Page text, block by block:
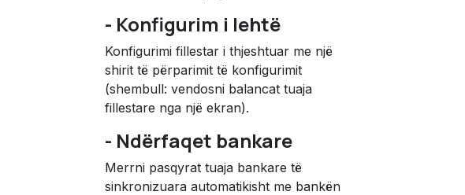
- Konfigurim i lehtë
Konfigurimi fillestar i thjeshtuar me një
shirit të përparimit të konfigurimit
(shembull: vendosni balancat tuaja
fillestare nga një ekran).
- Ndërfaqet bankare
Merrni pasqyrat tuaja bankare të
sinkronizuara automatikisht me bankën